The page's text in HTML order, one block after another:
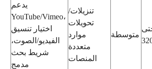
يدعم
YouTube/Vimeo،
اختيار تنسيق
الفيديو/الصوت،
شريط بحث
مدمج
تنزيلات/
تحويلات
موارد
متعددة
المنصات
متوسطة